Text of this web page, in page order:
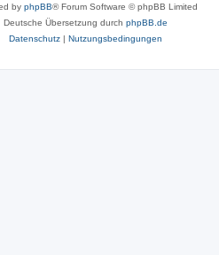
by phpBB® Forum Software © phpBB Limited
Deutsche Übersetzung durch phpBB.de
Datenschutz| Nutzungsbedingungen